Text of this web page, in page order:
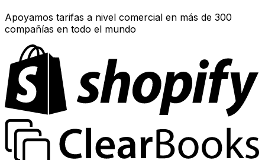
Apoyamos tarifas a nivel comercial en más de 300
compañías en todo el mundo